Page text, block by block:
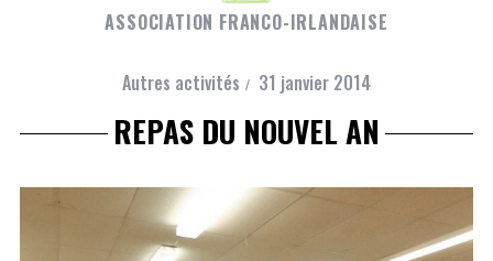
ASSOCIATION FRANCO-IRLANDAISE
Autres activités 31 janvier 2014
REPAS DU NOUVEL AN